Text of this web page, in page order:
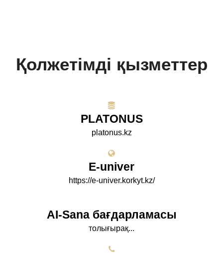
Қолжетімді қызметтер
PLATONUS
platonus.kz
E-univer
https://e-univer.korkyt.kz/
AI-Sana бағдарламасы
толығырақ...